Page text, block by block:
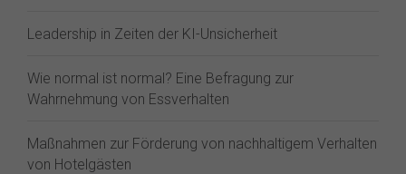
Leadership in Zeiten der KI-Unsicherheit
Wie normal ist normal? Eine Befragung zur
Wahrnehmung von Essverhalten
Maßnahmen zur Förderung von nachhaltigem Verhalten
von Hotelgästen